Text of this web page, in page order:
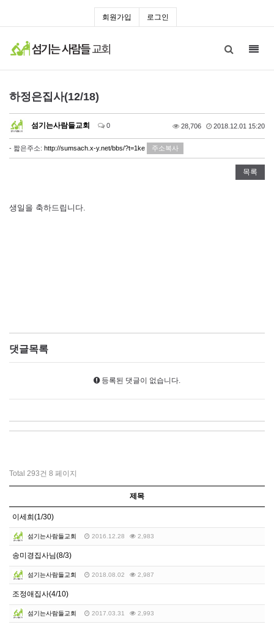
회원가입 로그인
하정은집사(12/18)
섬기는사람들교회 0 28,706 2018.12.01 15:20
- 짧은주소: http://sumsach.x-y.net/bbs/?t=1ke 주소복사
목록
생일을 축하드립니다.
댓글목록
등록된 댓글이 없습니다.
Total 293건 8 페이지
제목
이세희(1/30)
섬기는사람들교회 2016.12.28 2,983
송미경집사님(8/3)
섬기는사람들교회 2018.08.02 2,987
조정애집사(4/10)
섬기는사람들교회 2017.03.31 2,993